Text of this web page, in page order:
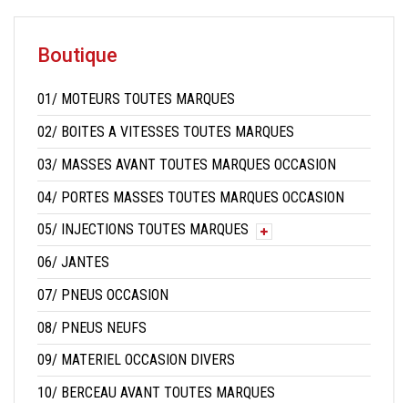
Boutique
01/ MOTEURS TOUTES MARQUES
02/ BOITES A VITESSES TOUTES MARQUES
03/ MASSES AVANT TOUTES MARQUES OCCASION
04/ PORTES MASSES TOUTES MARQUES OCCASION
05/ INJECTIONS TOUTES MARQUES
06/ JANTES
07/ PNEUS OCCASION
08/ PNEUS NEUFS
09/ MATERIEL OCCASION DIVERS
10/ BERCEAU AVANT TOUTES MARQUES